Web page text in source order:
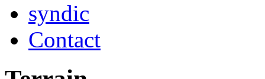
syndic
Contact